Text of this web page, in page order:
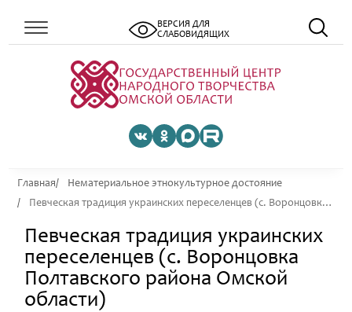
ВЕРСИЯ ДЛЯ
СЛАБОВИДЯЩИХ
Главная
Нематериальное этнокультурное достояние
Певческая традиция украинских переселенцев (с. Воронцовка Полтавского района Омской области)
Певческая традиция украинских
переселенцев (с. Воронцовка
Полтавского района Омской
области)